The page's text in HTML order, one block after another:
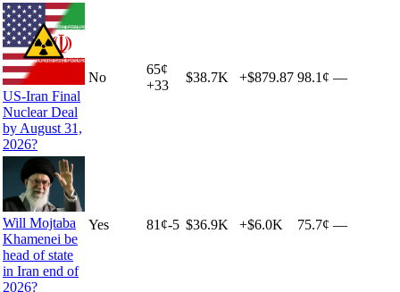
US-Iran Final
Nuclear Deal
by August 31,
2026?
No
65¢
+33
$38.7K +$879.87 98.1¢ —
Will Mojtaba
Khamenei be
head of state
in Iran end of
2026?
Yes 81 ¢-5 $36.9K +$6.0K 75.7¢ —